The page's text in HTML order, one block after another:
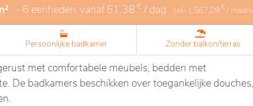
- 6 eenheden vanaf 51,38 € / dag (+/- 1.567,09 € /
Persoonlijke badkamer Zonder balkon/terras
met comfortabele meubels, bedden met
De badkamers beschikken over toegankelijke douches,